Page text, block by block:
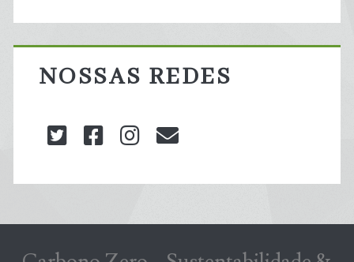
NOSSAS REDES
twitterfacebookinstagram